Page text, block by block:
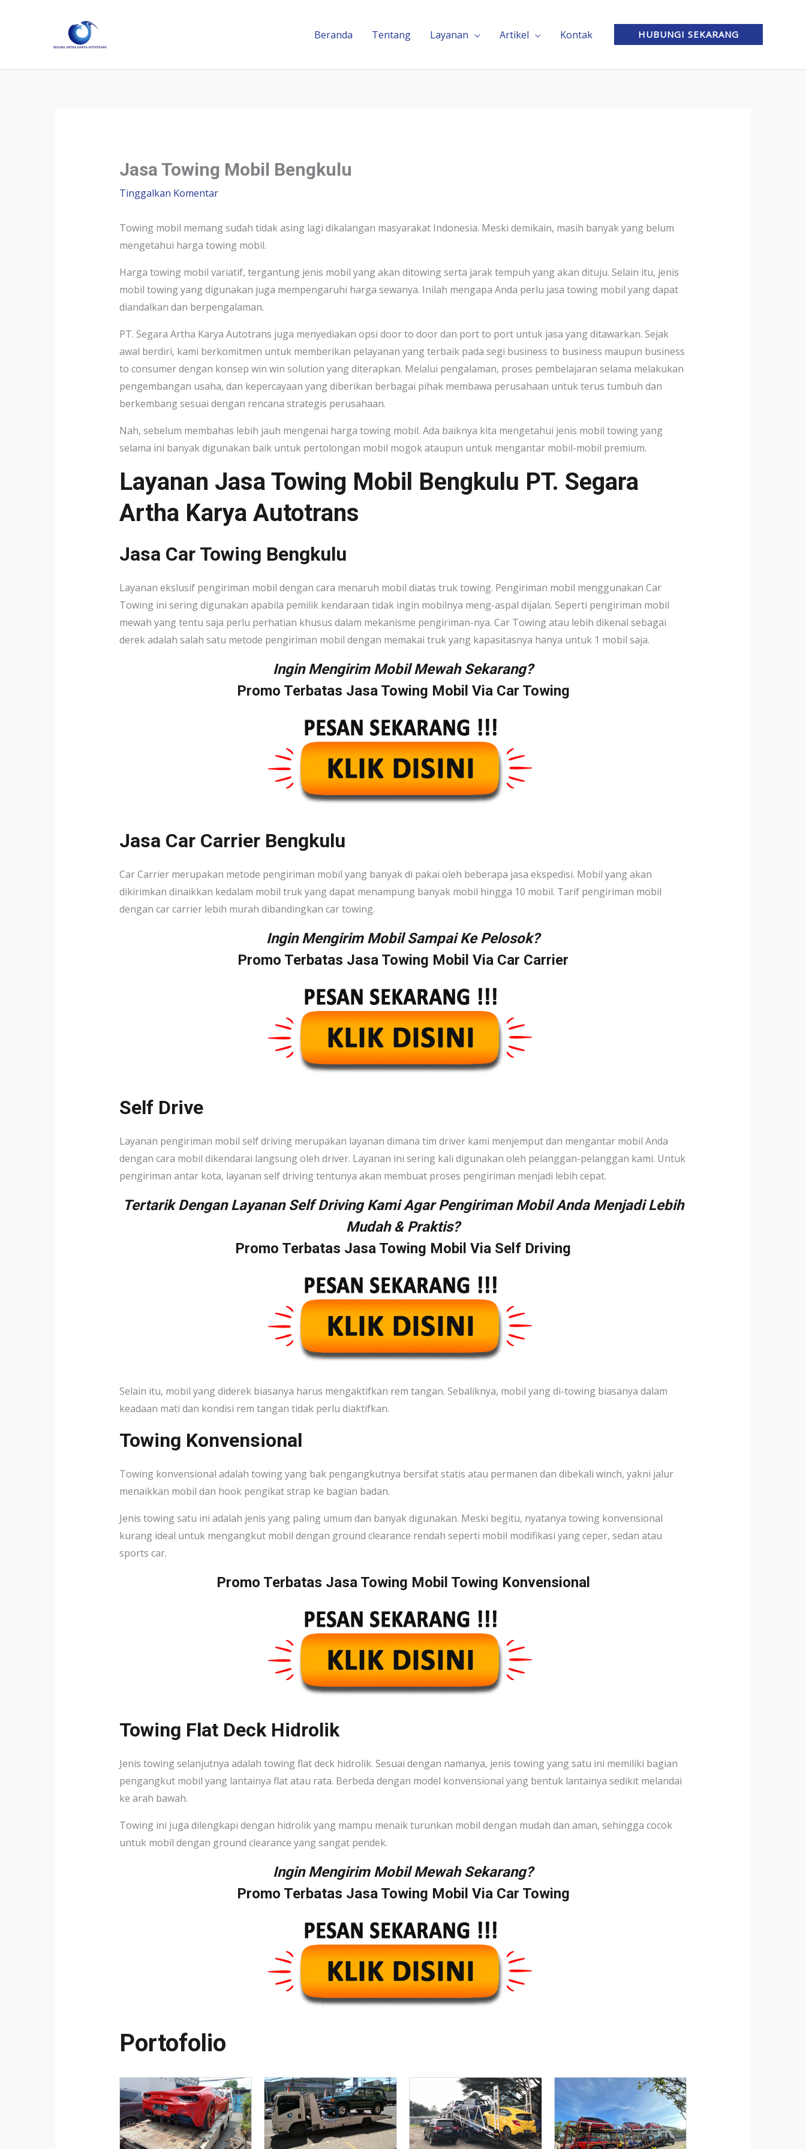
Beranda Tentang Layanan Artikel Kontak HUBUNGI SEKARANG
Jasa Towing Mobil Bengkulu
Tinggalkan Komentar
Towing mobil memang sudah tidak asing lagi dikalangan masyarakat Indonesia. Meski demikain, masih banyak yang belum
mengetahui harga towing mobil.
Harga towing mobil variatif, tergantung jenis mobil yang akan ditowing serta jarak tempuh yang akan dituju. Selain itu, jenis
mobil towing yang digunakan juga mempengaruhi harga sewanya. Inilah mengapa Anda perlu jasa towing mobil yang dapat
diandalkan dan berpengalaman.
PT. Segara Artha Karya Autotrans juga menyediakan opsi door to door dan port to port untuk jasa yang ditawarkan. Sejak
awal berdiri, kami berkomitmen untuk memberikan pelayanan yang terbaik pada segi business to business maupun business
to consumer dengan konsep win win solution yang diterapkan. Melalui pengalaman, proses pembelajaran selama melakukan
pengembangan usaha, dan kepercayaan yang diberikan berbagai pihak membawa perusahaan untuk terus tumbuh dan
berkembang sesuai dengan rencana strategis perusahaan.
Nah, sebelum membahas lebih jauh mengenai harga towing mobil. Ada baiknya kita mengetahui jenis mobil towing yang
selama ini banyak digunakan baik untuk pertolongan mobil mogok ataupun untuk mengantar mobil-mobil premium.
Layanan Jasa Towing Mobil Bengkulu PT. Segara
Artha Karya Autotrans
Jasa Car Towing Bengkulu
Layanan ekslusif pengiriman mobil dengan cara menaruh mobil diatas truk towing. Pengiriman mobil menggunakan Car
Towing ini sering digunakan apabila pemilik kendaraan tidak ingin mobilnya meng-aspal dijalan. Seperti pengiriman mobil
mewah yang tentu saja perlu perhatian khusus dalam mekanisme pengiriman-nya. Car Towing atau lebih dikenal sebagai
derek adalah salah satu metode pengiriman mobil dengan memakai truk yang kapasitasnya hanya untuk 1 mobil saja.
Ingin Mengirim Mobil Mewah Sekarang?
Promo Terbatas Jasa Towing Mobil Via Car Towing
Jasa Car Carrier Bengkulu
Car Carrier merupakan metode pengiriman mobil yang banyak di pakai oleh beberapa jasa ekspedisi. Mobil yang akan
dikirimkan dinaikkan kedalam mobil truk yang dapat menampung banyak mobil hingga 10 mobil. Tarif pengiriman mobil
dengan car carrier lebih murah dibandingkan car towing.
Ingin Mengirim Mobil Sampai Ke Pelosok?
Promo Terbatas Jasa Towing Mobil Via Car Carrier
Self Drive
Layanan pengiriman mobil self driving merupakan layanan dimana tim driver kami menjemput dan mengantar mobil Anda
dengan cara mobil dikendarai langsung oleh driver. Layanan ini sering kali digunakan oleh pelanggan-pelanggan kami. Untuk
pengiriman antar kota, layanan self driving tentunya akan membuat proses pengiriman menjadi lebih cepat.
Tertarik Dengan Layanan Self Driving Kami Agar Pengiriman Mobil Anda Menjadi Lebih
Mudah & Praktis?
Promo Terbatas Jasa Towing Mobil Via Self Driving
Selain itu, mobil yang diderek biasanya harus mengaktifkan rem tangan. Sebaliknya, mobil yang di-towing biasanya dalam
keadaan mati dan kondisi rem tangan tidak perlu diaktifkan.
Towing Konvensional
Towing konvensional adalah towing yang bak pengangkutnya bersifat statis atau permanen dan dibekali winch, yakni jalur
menaikkan mobil dan hook pengikat strap ke bagian badan.
Jenis towing satu ini adalah jenis yang paling umum dan banyak digunakan. Meski begitu, nyatanya towing konvensional
kurang ideal untuk mengangkut mobil dengan ground clearance rendah seperti mobil modifikasi yang ceper, sedan atau
sports car.
Promo Terbatas Jasa Towing Mobil Towing Konvensional
Towing Flat Deck Hidrolik
Jenis towing selanjutnya adalah towing flat deck hidrolik. Sesuai dengan namanya, jenis towing yang satu ini memiliki bagian
pengangkut mobil yang lantainya flat atau rata. Berbeda dengan model konvensional yang bentuk lantainya sedikit melandai
ke arah bawah.
Towing ini juga dilengkapi dengan hidrolik yang mampu menaik turunkan mobil dengan mudah dan aman, sehingga cocok
untuk mobil dengan ground clearance yang sangat pendek.
Ingin Mengirim Mobil Mewah Sekarang?
Promo Terbatas Jasa Towing Mobil Via Car Towing
Portofolio